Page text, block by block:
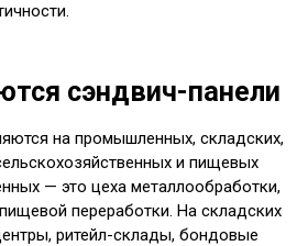
сэндвич-панели
на промышленных, складских,
и пищевых
— это цеха металлообработки,
переработки. На складских
ритейл-склады, бондовые